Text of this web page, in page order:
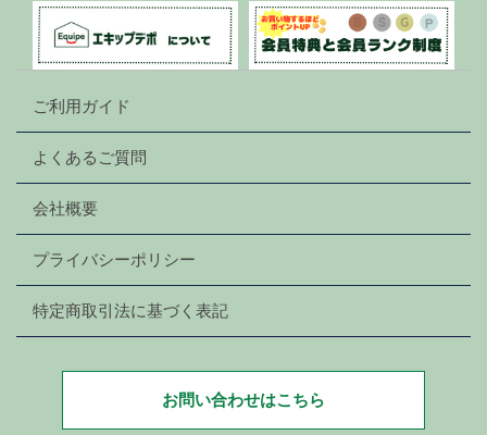
ご利用ガイド
よくあるご質問
会社概要
プライバシーポリシー
特定商取引法に基づく表記
お問い合わせはこちら